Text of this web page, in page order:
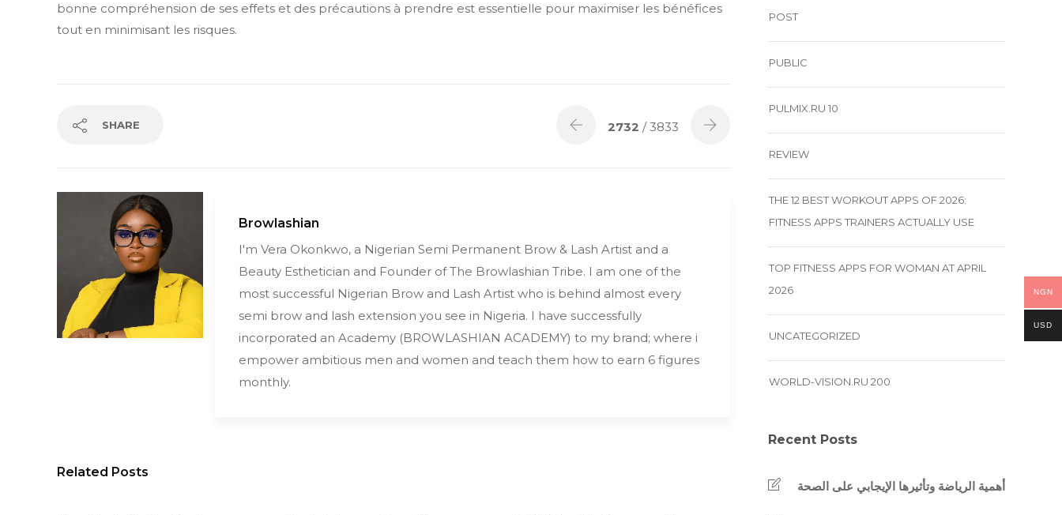
bonne compréhension de ses effets et des précautions à prendre est essentielle pour maximiser les bénéfices
tout en minimisant les risques.
SHARE 2732 / 3833
Browlashian
I'm Vera Okonkwo, a Nigerian Semi Permanent Brow & Lash Artist and a
Beauty Esthetician and Founder of The Browlashian Tribe. I am one of the
most successful Nigerian Brow and Lash Artist who is behind almost every
semi brow and lash extension you see in Nigeria. I have successfully
incorporated an Academy (BROWLASHIAN ACADEMY) to my brand; where i
empower ambitious men and women and teach them how to earn 6 figures
monthly.
Related Posts
POST
PUBLIC
PULMIX.RU 10
REVIEW
THE 12 BEST WORKOUT APPS OF 2026:
FITNESS APPS TRAINERS ACTUALLY USE
TOP FITNESS APPS FOR WOMAN AT APRIL
2026
UNCATEGORIZED
WORLD-VISION.RU 200
Recent Posts
أهمية الرياضة وتأثيرها الإيجابي على الصحة
NGN
USD